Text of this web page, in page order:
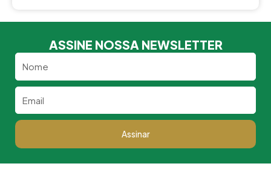
ASSINE NOSSA NEWSLETTER
Assinar